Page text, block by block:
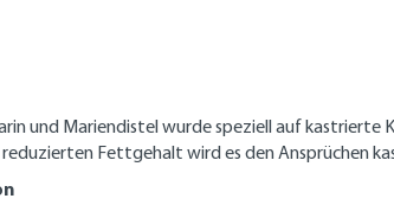
und Mariendistel wurde speziell auf
Fettgehalt wird es den Ansprüchen